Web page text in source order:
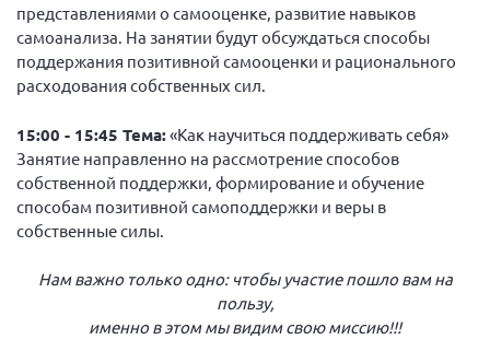
Общероссийская РС
Алтайский край
Архангельская область
Брянская область
Владимирская область
Волгоградская область
Воронежская область
представлениями о самооценке, развитие навыков
самоанализа. На занятии будут обсуждаться способы
поддержания позитивной самооценки и рационального
расходования собственных сил.
15:00 - 15:45 Тема:«Как научиться поддерживать себя»
Занятие направленно на рассмотрение способов
собственной поддержки, формирование и обучение
способам позитивной самоподдержки и веры в
собственные силы.
Нам важно только одно: чтобы участие пошло вам на
пользу,
именно в этом мы видим свою миссию!!!